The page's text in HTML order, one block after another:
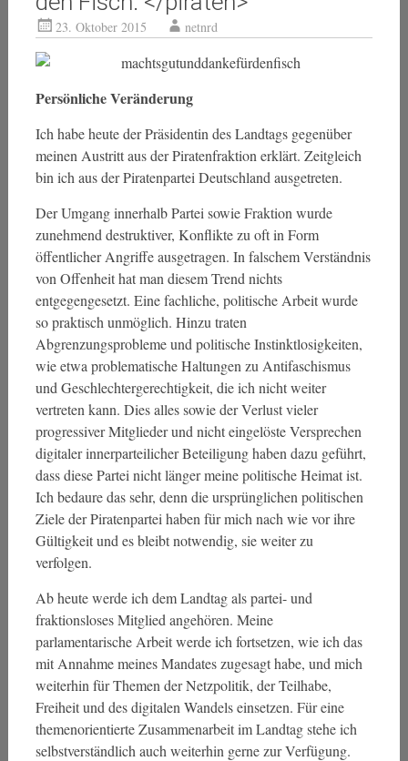
23. Oktober 2015 netnrd
Persönliche Veränderung
Ich habe heute der Präsidentin des Landtags gegenüber
meinen Austritt aus der Piratenfraktion erklärt. Zeitgleich
bin ich aus der Piratenpartei Deutschland ausgetreten.
Der Umgang innerhalb Partei sowie Fraktion wurde
zunehmend destruktiver, Konflikte zu oft in Form
öffentlicher Angriffe ausgetragen. In falschem Verständnis
von Offenheit hat man diesem Trend nichts
entgegengesetzt. Eine fachliche, politische Arbeit wurde
so praktisch unmöglich. Hinzu traten
Abgrenzungsprobleme und politische Instinktlosigkeiten,
wie etwa problematische Haltungen zu Antifaschismus
und Geschlechtergerechtigkeit, die ich nicht weiter
vertreten kann. Dies alles sowie der Verlust vieler
progressiver Mitglieder und nicht eingelöste Versprechen
digitaler innerparteilicher Beteiligung haben dazu geführt,
dass diese Partei nicht länger meine politische Heimat ist.
Ich bedaure das sehr, denn die ursprünglichen politischen
Ziele der Piratenpartei haben für mich nach wie vor ihre
Gültigkeit und es bleibt notwendig, sie weiter zu
verfolgen.
Ab heute werde ich dem Landtag als partei- und
fraktionsloses Mitglied angehören. Meine
parlamentarische Arbeit werde ich fortsetzen, wie ich das
mit Annahme meines Mandates zugesagt habe, und mich
weiterhin für Themen der Netzpolitik, der Teilhabe,
Freiheit und des digitalen Wandels einsetzen. Für eine
themenorientierte Zusammenarbeit im Landtag stehe ich
selbstverständlich auch weiterhin gerne zur Verfügung.